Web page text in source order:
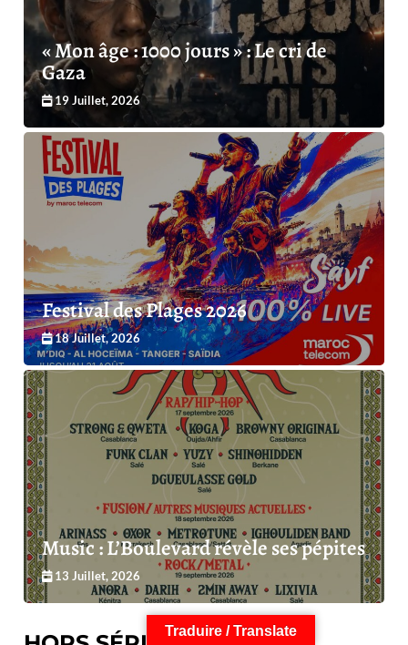
« Mon âge : 1000 jours » : Le cri de
Gaza
19 Juillet, 2026
Festival des Plages 2026
18 Juillet, 2026
Music : L’Boulevard révèle ses pépites
13 Juillet, 2026
Traduire / Translate